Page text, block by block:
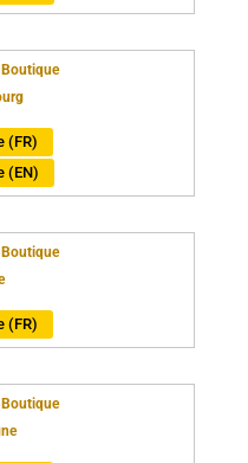
(FR)
(EN)
(FR)